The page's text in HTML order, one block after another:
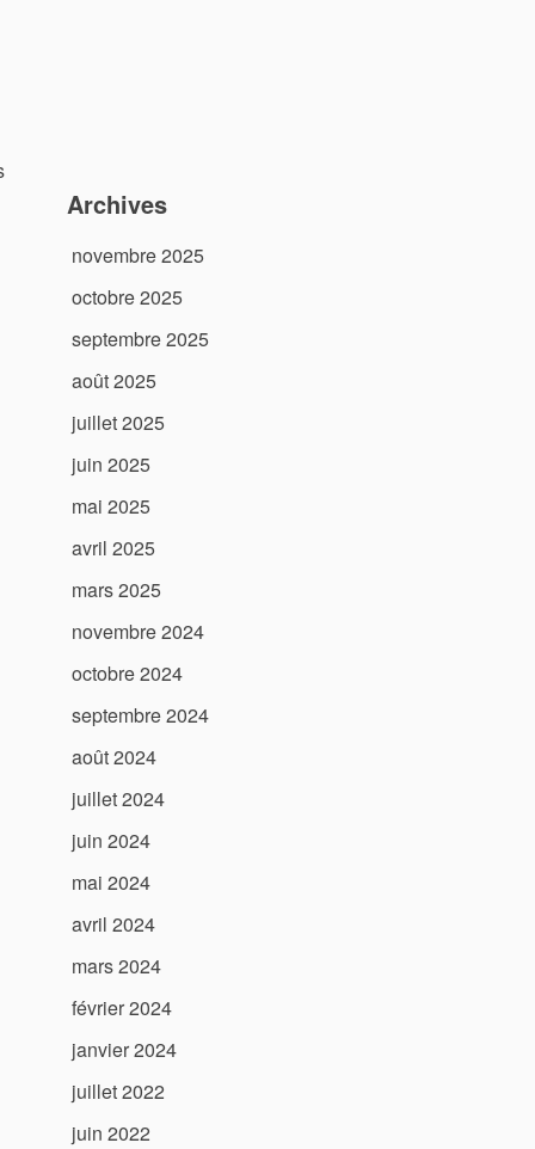
Archives
novembre 2025
octobre 2025
septembre 2025
août 2025
juillet 2025
juin 2025
mai 2025
avril 2025
mars 2025
novembre 2024
octobre 2024
septembre 2024
août 2024
juillet 2024
juin 2024
mai 2024
avril 2024
mars 2024
février 2024
janvier 2024
juillet 2022
juin 2022